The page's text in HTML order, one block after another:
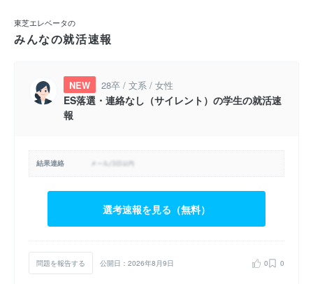
東芝エレベータの
みんなの就活速報
NEW 28卒 / 文系 / 女性
ES落選・連絡なし（サイレント）の学生の就活速
報
結果連絡
選考速報を見る（無料）
問題を報告する 公開日：2026年8月9日 0 0